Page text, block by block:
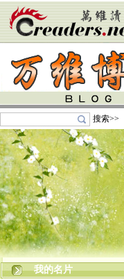
搜索>>
我的名片